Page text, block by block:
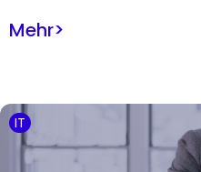
Mehr>
IT